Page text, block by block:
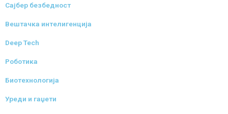
Сајбер безбедност
Вештачка интелигенција
Deep Tech
Роботика
Биотехнологија
Уреди и гаџети